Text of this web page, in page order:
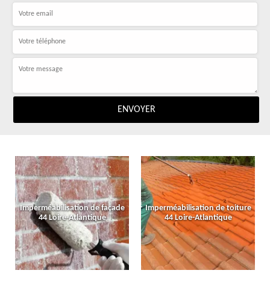
Imperméabilisation de façade
44 Loire-Atlantique
Imperméabilisation de toiture
44 Loire-Atlantique